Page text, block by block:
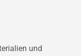
und